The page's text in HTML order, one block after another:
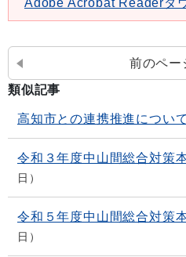
Adobe Acrobat Readerダ
前のペー
類似記事
高知市との連携推進について
令和３年度中山間総合対策
日
令和５年度中山間総合対策
日